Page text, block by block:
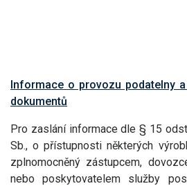
Informace o provozu podatelny
dokumentů
Pro zaslání informace dle § 15
Sb., o přístupnosti některých
zplnomocněný zástupcem,
nebo poskytovatelem služby